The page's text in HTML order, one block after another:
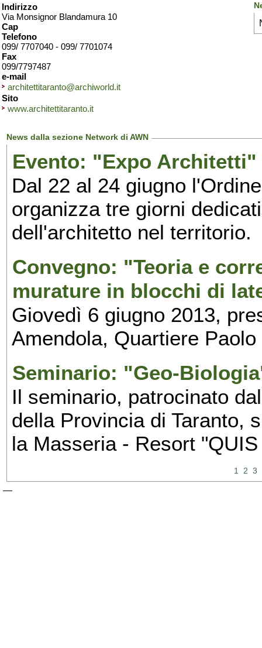
Indirizzo
Via Monsignor Blandamura 10
Cap
Telefono
099/ 7707040 - 099/ 7701074
Fax
099/7797487
e-mail
architettitaranto@archiworld.it
Sito
www.architettitaranto.it
News dalla sezione Network di AWN
Evento: "Expo Architetti"
Dal 22 al 24 giugno
organizza tre giorni
dell'architetto nel territorio.
Convegno: "Teoria e
murature in blocchi di
Giovedì 6 giugno 2013,
Amendola, Quartiere Paolo
Seminario: "Geo-
Il seminario, patrocinato
della Provincia di Taranto,
la Masseria - Resort
1 2 3